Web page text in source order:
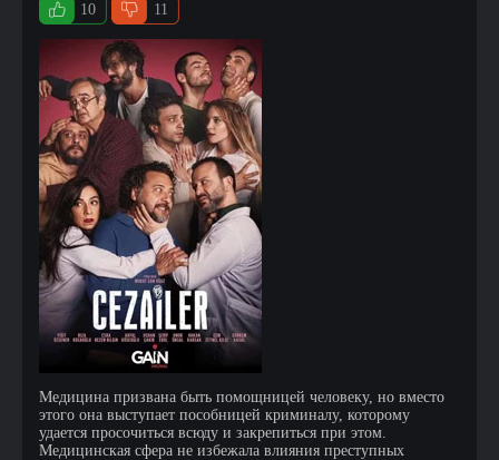
10 11
Медицина призвана быть помощницей человеку, но вместо
этого она выступает пособницей криминалу, которому
удается просочиться всюду и закрепиться при этом.
Медицинская сфера не избежала влияния преступных